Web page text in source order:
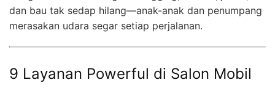
dan bau tak sedap hilang—anak-anak dan penumpang
merasakan udara segar setiap perjalanan.
9 Layanan Powerful di Salon Mobil